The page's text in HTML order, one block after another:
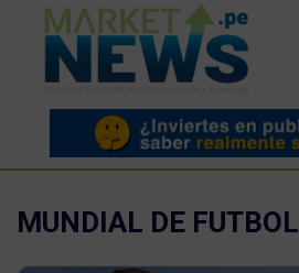
MUNDIAL DE FUTBOL